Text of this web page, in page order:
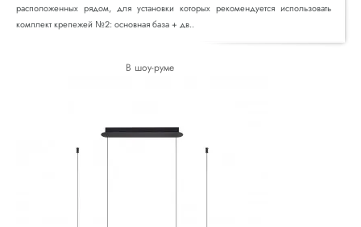
расположенных рядом, для установки которых рекомендуется использовать
комплект крепежей №2: основная база + дв..
В шоу-руме